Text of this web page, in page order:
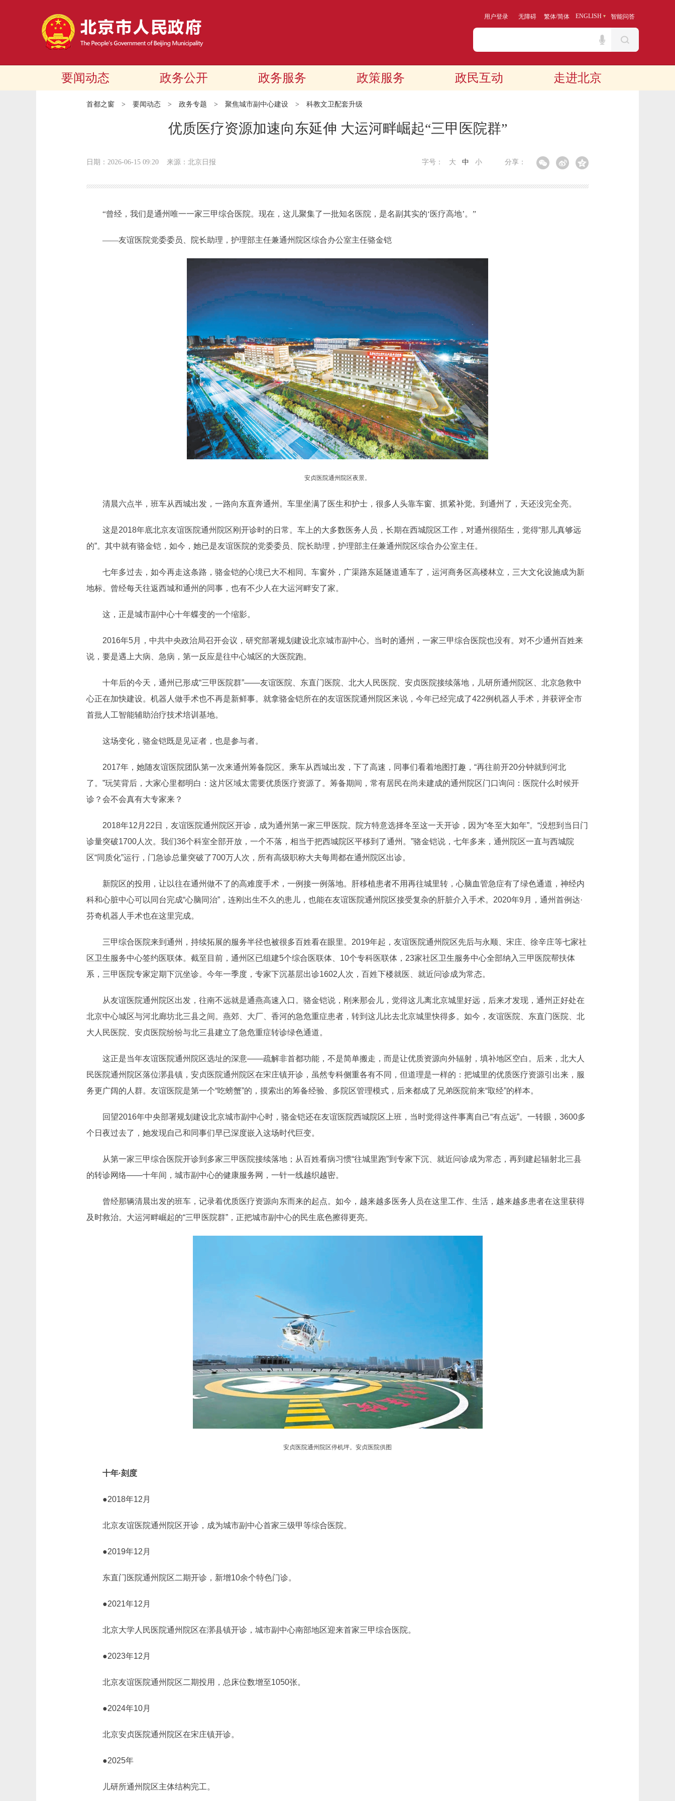
用户登录 无障碍 繁体/简体 ENGLISH 智能问答
要闻动态 政务公开 政务服务 政策服务 政民互动 走进北京
首都之窗 > 要闻动态 > 政务专题 > 聚焦城市副中心建设 > 科教文卫配套升级
优质医疗资源加速向东延伸 大运河畔崛起“三甲医院群”
日期：2026-06-15 09:20 来源：北京日报 分享：
字号： 大 中 小
“曾经，我们是通州唯一一家三甲综合医院。现在，这儿聚集了一批知名医院，是名副其实的‘医疗高地’。”
——友谊医院党委委员、院长助理，护理部主任兼通州院区综合办公室主任骆金铠
安贞医院通州院区夜景。
清晨六点半，班车从西城出发，一路向东直奔通州。车里坐满了医生和护士，很多人头靠车窗、抓紧补觉。到通州了，天还没完全亮。
这是2018年底北京友谊医院通州院区刚开诊时的日常。车上的大多数医务人员，长期在西城院区工作，对通州很陌生，觉得“那儿真够远
的”。其中就有骆金铠，如今，她已是友谊医院的党委委员、院长助理，护理部主任兼通州院区综合办公室主任。
七年多过去，如今再走这条路，骆金铠的心境已大不相同。车窗外，广渠路东延隧道通车了，运河商务区高楼林立，三大文化设施成为新
地标。曾经每天往返西城和通州的同事，也有不少人在大运河畔安了家。
这，正是城市副中心十年蝶变的一个缩影。
2016年5月，中共中央政治局召开会议，研究部署规划建设北京城市副中心。当时的通州，一家三甲综合医院也没有。对不少通州百姓来
说，要是遇上大病、急病，第一反应是往中心城区的大医院跑。
十年后的今天，通州已形成“三甲医院群”——友谊医院、东直门医院、北大人民医院、安贞医院接续落地，儿研所通州院区、北京急救中
心正在加快建设。机器人做手术也不再是新鲜事。就拿骆金铠所在的友谊医院通州院区来说，今年已经完成了422例机器人手术，并获评全市
首批人工智能辅助治疗技术培训基地。
这场变化，骆金铠既是见证者，也是参与者。
2017年，她随友谊医院团队第一次来通州筹备院区。乘车从西城出发，下了高速，同事们看着地图打趣，“再往前开20分钟就到河北
了。”玩笑背后，大家心里都明白：这片区域太需要优质医疗资源了。筹备期间，常有居民在尚未建成的通州院区门口询问：医院什么时候开
诊？会不会真有大专家来？
2018年12月22日，友谊医院通州院区开诊，成为通州第一家三甲医院。院方特意选择冬至这一天开诊，因为“冬至大如年”。“没想到当日门
诊量突破1700人次。我们36个科室全部开放，一个不落，相当于把西城院区平移到了通州。”骆金铠说，七年多来，通州院区一直与西城院
区“同质化”运行，门急诊总量突破了700万人次，所有高级职称大夫每周都在通州院区出诊。
新院区的投用，让以往在通州做不了的高难度手术，一例接一例落地。肝移植患者不用再往城里转，心脑血管急症有了绿色通道，神经内
科和心脏中心可以同台完成“心脑同治”，连刚出生不久的患儿，也能在友谊医院通州院区接受复杂的肝脏介入手术。2020年9月，通州首例达·
芬奇机器人手术也在这里完成。
三甲综合医院来到通州，持续拓展的服务半径也被很多百姓看在眼里。2019年起，友谊医院通州院区先后与永顺、宋庄、徐辛庄等七家社
区卫生服务中心签约医联体。截至目前，通州区已组建5个综合医联体、10个专科医联体，23家社区卫生服务中心全部纳入三甲医院帮扶体
系，三甲医院专家定期下沉坐诊。今年一季度，专家下沉基层出诊1602人次，百姓下楼就医、就近问诊成为常态。
从友谊医院通州院区出发，往南不远就是通燕高速入口。骆金铠说，刚来那会儿，觉得这儿离北京城里好远，后来才发现，通州正好处在
北京中心城区与河北廊坊北三县之间。燕郊、大厂、香河的急危重症患者，转到这儿比去北京城里快得多。如今，友谊医院、东直门医院、北
大人民医院、安贞医院纷纷与北三县建立了急危重症转诊绿色通道。
这正是当年友谊医院通州院区选址的深意——疏解非首都功能，不是简单搬走，而是让优质资源向外辐射，填补地区空白。后来，北大人
民医院通州院区落位漷县镇，安贞医院通州院区在宋庄镇开诊，虽然专科侧重各有不同，但道理是一样的：把城里的优质医疗资源引出来，服
务更广阔的人群。友谊医院是第一个“吃螃蟹”的，摸索出的筹备经验、多院区管理模式，后来都成了兄弟医院前来“取经”的样本。
回望2016年中央部署规划建设北京城市副中心时，骆金铠还在友谊医院西城院区上班，当时觉得这件事离自己“有点远”。一转眼，3600多
个日夜过去了，她发现自己和同事们早已深度嵌入这场时代巨变。
从第一家三甲综合医院开诊到多家三甲医院接续落地；从百姓看病习惯“往城里跑”到专家下沉、就近问诊成为常态，再到建起辐射北三县
的转诊网络——十年间，城市副中心的健康服务网，一针一线越织越密。
曾经那辆清晨出发的班车，记录着优质医疗资源向东而来的起点。如今，越来越多医务人员在这里工作、生活，越来越多患者在这里获得
及时救治。大运河畔崛起的“三甲医院群”，正把城市副中心的民生底色擦得更亮。
安贞医院通州院区停机坪。安贞医院供图
十年·刻度
●2018年12月
北京友谊医院通州院区开诊，成为城市副中心首家三级甲等综合医院。
●2019年12月
东直门医院通州院区二期开诊，新增10余个特色门诊。
●2021年12月
北京大学人民医院通州院区在漷县镇开诊，城市副中心南部地区迎来首家三甲综合医院。
●2023年12月
北京友谊医院通州院区二期投用，总床位数增至1050张。
●2024年10月
北京安贞医院通州院区在宋庄镇开诊。
●2025年
儿研所通州院区主体结构完工。